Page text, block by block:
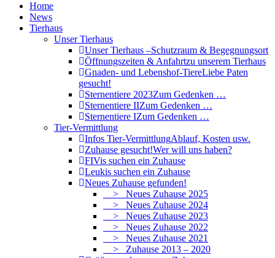
Home
News
Tierhaus
Unser Tierhaus
Unser Tierhaus –Schutzraum & Begegnungsort
Öffnungszeiten & Anfahrtzu unserem Tierhaus
Gnaden- und Lebenshof-TiereLiebe Paten
gesucht!
Sternentiere 2023Zum Gedenken …
Sternentiere IIZum Gedenken …
Sternentiere IZum Gedenken …
Tier-Vermittlung
Infos Tier-VermittlungAblauf, Kosten usw.
Zuhause gesucht!Wer will uns haben?
FIVis suchen ein Zuhause
Leukis suchen ein Zuhause
Neues Zuhause gefunden!
> Neues Zuhause 2025
> Neues Zuhause 2024
> Neues Zuhause 2023
> Neues Zuhause 2022
> Neues Zuhause 2021
> Zuhause 2013 – 2020